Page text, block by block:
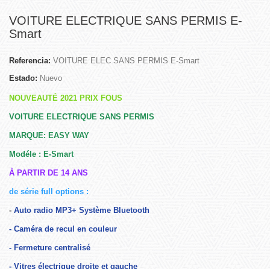
VOITURE ELECTRIQUE SANS PERMIS E-
Smart
Referencia: VOITURE ELEC SANS PERMIS E-Smart
Estado: Nuevo
NOUVEAUTÉ 2021 PRIX FOUS
VOITURE ELECTRIQUE SANS PERMIS
MARQUE: EASY WAY
Modéle : E-Smart
À PARTIR DE 14 ANS
de série full options :
- Auto radio MP3+ Système Bluetooth
- Caméra de recul en couleur
- Fermeture centralisé
- Vitres électrique droite et gauche